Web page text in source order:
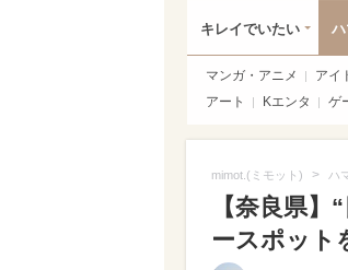
キレイでいたい ハ
マンガ・アニメ アイ
アート
Kエンタ ゲ
mimot.(ミモット) > ハ
【奈良県
ースポット